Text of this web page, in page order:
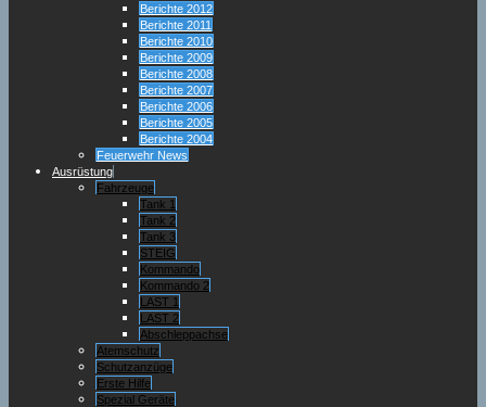
Berichte 2012
Berichte 2011
Berichte 2010
Berichte 2009
Berichte 2008
Berichte 2007
Berichte 2006
Berichte 2005
Berichte 2004
Feuerwehr News
Ausrüstung
Fahrzeuge
Tank 1
Tank 2
Tank 3
STEIG
Kommando
Kommando 2
LAST 1
LAST 2
Abschleppachse
Atemschutz
Schutzanzüge
Erste Hilfe
Spezial Geräte